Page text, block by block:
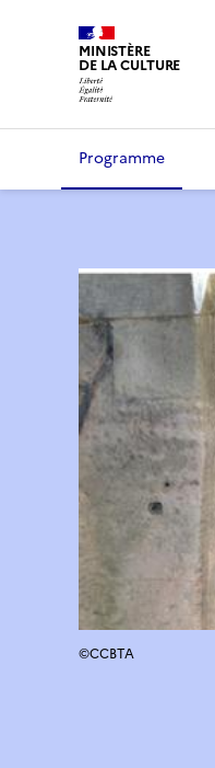
MINISTÈRE
DE LA CULTURE
Programme
©CCBTA